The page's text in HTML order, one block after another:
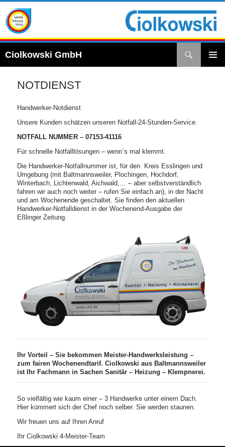
Ciolkowski GmbH
SPRINGEN
NOTDIENST
Handwerker-Notdienst
Unsere Kunden schätzen unseren Notfall-24-Stunden-Service.
NOTFALL NUMMER – 07153-41116
Für schnelle Notfalllösungen – wenn`s mal klemmt.
Die Handwerker-Notfallnummer ist, für den Kreis Esslingen und
Umgebung (mit Baltmannsweiler, Plochingen, Hochdorf,
Winterbach, Lichtenwald, Aichwald,… – aber selbstverständlich
fahren wir auch noch weiter – rufen Sie einfach an), in der Nacht
und am Wochenende geschaltet. Sie finden den aktuellen
Handwerker-Notfalldienst in der Wochenend-Ausgabe der
Eßlinger Zeitung.
Ihr Vorteil – Sie bekommen Meister-Handwerksleistung –
zum fairen Wochenendtarif. Ciolkowski aus Baltmannsweiler
ist Ihr Fachmann in Sachen Sanitär – Heizung – Klempnerei.
So vielfältig wie kaum einer – 3 Handwerke unter einem Dach.
Hier kümmert sich der Chef noch selber. Sie werden staunen.
Wir freuen uns auf Ihren Anruf
Ihr Ciolkowski 4-Meister-Team